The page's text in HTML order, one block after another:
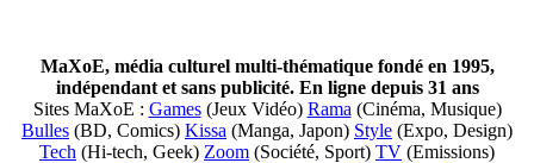
MaXoE, média culturel multi-thématique fondé en 1995,
indépendant et sans publicité. En ligne depuis 31 ans
Sites MaXoE : Games(Jeux Vidéo) Rama (Cinéma, Musique)
Bulles (BD, Comics) Kissa (Manga, Japon) Style (Expo, Design)
Tech (Hi-tech, Geek) Zoom (Société, Sport) TV (Emissions)